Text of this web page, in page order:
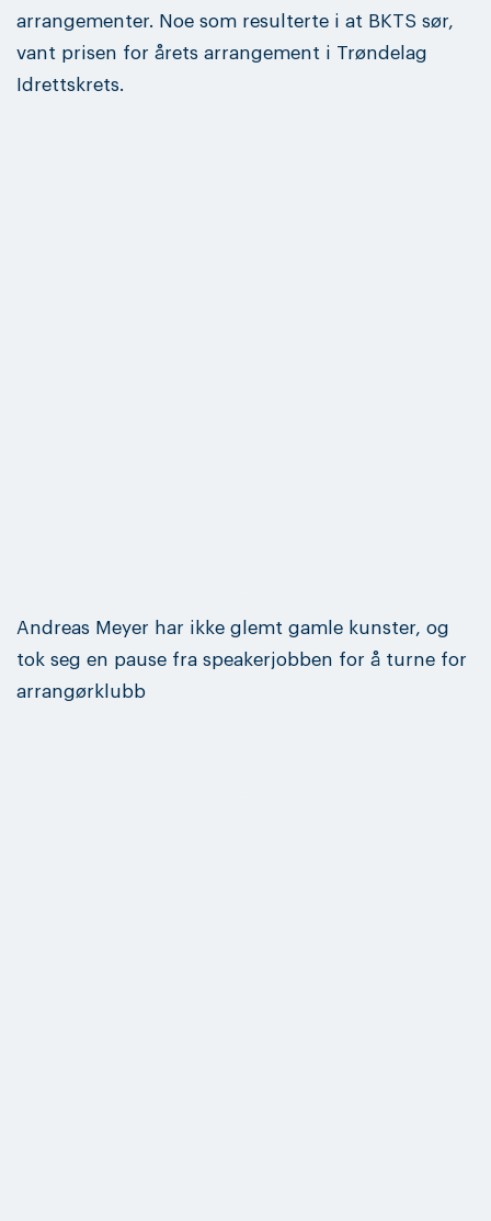
arrangementer. Noe som resulterte i at BKTS sør,
vant prisen for årets arrangement i Trøndelag
Idrettskrets.
Andreas Meyer har ikke glemt gamle kunster, og
tok seg en pause fra speakerjobben for å turne for
arrangørklubb